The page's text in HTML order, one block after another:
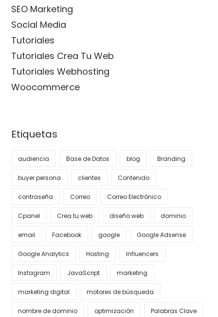
SEO Marketing
Social Media
Tutoriales
Tutoriales Crea Tu Web
Tutoriales Webhosting
Woocommerce
Etiquetas
audiencia Base de Datos blog Branding
buyer persona clientes Contenido
contraseña Correo Correo Electrónico
Cpanel Crea tu web diseño web dominio
email Facebook google Google Adsense
Google Analytics Hosting Influencers
Instagram JavaScript marketing
marketing digital motores de búsqueda
nombre de dominio optimización Palabras Clave